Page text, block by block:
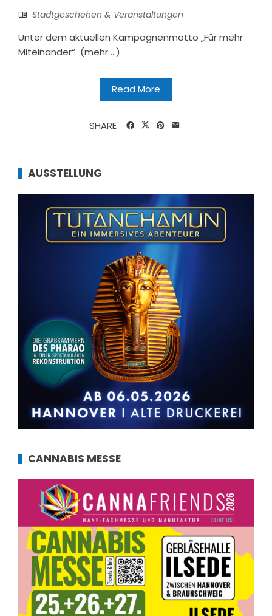
Stadtgeschehen & Veranstaltungen
Unter dem aktuellen Kampagnenmotto „Für mehr
Miteinander“ (mehr …)
Read More
SHARE
AUSSTELLUNG
CANNABIS MESSE